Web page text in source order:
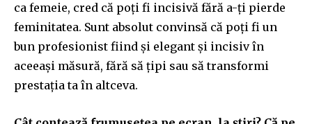
ca femeie, cred că poți fi incisivă fără a-ți pierde
feminitatea. Sunt absolut convinsă că poți fi un
bun profesionist fiind și elegant și incisiv în
aceeași măsură, fără să țipi sau să transformi
prestația ta în altceva.